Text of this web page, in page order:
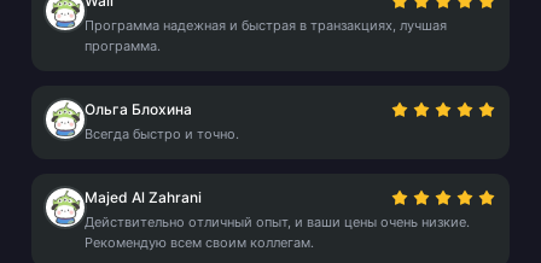
Программа надежная и быстрая в транзакциях, лучшая
программа.
Ольга Блохина
Всегда быстро и точно.
Majed Al Zahrani
Действительно отличный опыт, и ваши цены очень низкие.
Рекомендую всем своим коллегам.